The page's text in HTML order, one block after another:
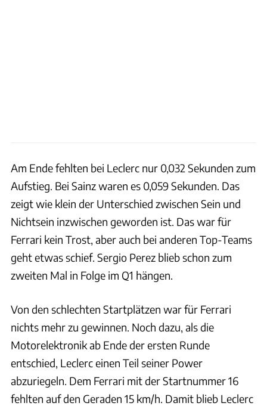
Am Ende fehlten bei Leclerc nur 0,032 Sekunden zum
Aufstieg. Bei Sainz waren es 0,059 Sekunden. Das
zeigt wie klein der Unterschied zwischen Sein und
Nichtsein inzwischen geworden ist. Das war für
Ferrari kein Trost, aber auch bei anderen Top-Teams
geht etwas schief. Sergio Perez blieb schon zum
zweiten Mal in Folge im Q1 hängen.
Von den schlechten Startplätzen war für Ferrari
nichts mehr zu gewinnen. Noch dazu, als die
Motorelektronik ab Ende der ersten Runde
entschied, Leclerc einen Teil seiner Power
abzuriegeln. Dem Ferrari mit der Startnummer 16
fehlten auf den Geraden 15 km/h. Damit blieb Leclerc